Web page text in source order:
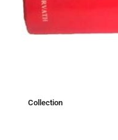
Collection